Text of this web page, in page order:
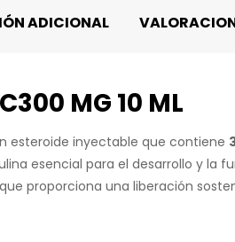
ADICIONAL
MG 10 ML
esteroide inyectable que contiene
esencial para el desarrollo y la
proporciona una liberación